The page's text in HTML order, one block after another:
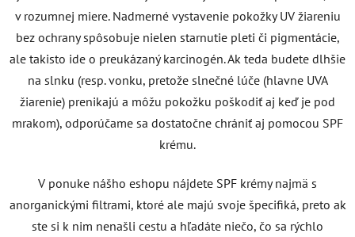
v rozumnej miere. Nadmerné vystavenie pokožky UV žiareniu
bez ochrany spôsobuje nielen starnutie pleti či pigmentácie,
ale takisto ide o preukázaný karcinogén. Ak teda budete dlhšie
na slnku (resp. vonku, pretože slnečné lúče (hlavne UVA
žiarenie) prenikajú a môžu pokožku poškodiť aj keď je pod
mrakom), odporúčame sa dostatočne chrániť aj pomocou SPF
krému.
V ponuke nášho eshopu nájdete SPF krémy najmä s
anorganickými filtrami, ktoré ale majú svoje špecifiká, preto ak
ste si k nim nenašli cestu a hľadáte niečo, čo sa rýchlo